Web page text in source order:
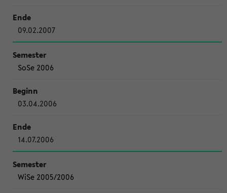
09.02.2007
SoSe 2006
03.04.2006
14.07.2006
WiSe 2005/2006